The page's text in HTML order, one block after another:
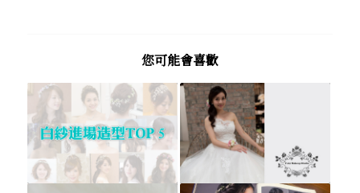
您可能會喜歡